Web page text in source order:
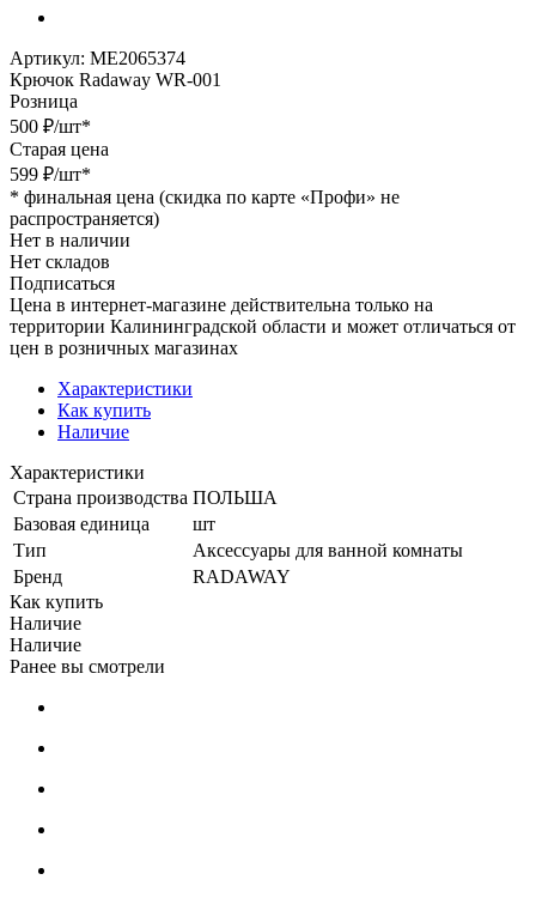
Артикул: МЕ2065374
Крючок Radaway WR-001
Розница
500 ₽/шт*
Старая цена
599 ₽/шт*
* финальная цена (скидка по карте «Профи» не
распространяется)
Нет в наличии
Нет складов
Подписаться
Цена в интернет-магазине действительна только на
территории Калининградской области и может отличаться от
цен в розничных магазинах
Характеристики
Как купить
Наличие
Характеристики
Страна производства ПОЛЬША
Базовая единица
шт
Тип
Аксессуары для ванной комнаты
Бренд
RADAWAY
Как купить
Наличие
Наличие
Ранее вы смотрели